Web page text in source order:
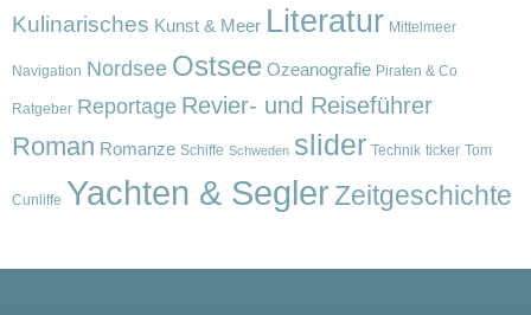
Kulinarisches Kunst & Meer Literatur Mittelmeer
Navigation Nordsee Ostsee Ozeanografie Piraten & Co
Ratgeber Reportage Revier- und Reiseführer
Roman Romanze Schiffe Schweden slider Technik ticker Tom
Cunliffe Yachten & SeglerZeitgeschichte